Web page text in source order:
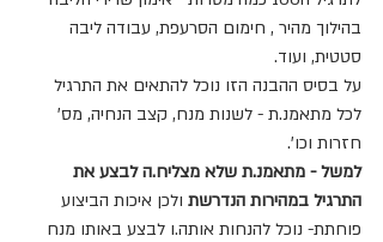
בהילוך מהיר , חימום הסרעפת, עבודה ליבה
סטטית, ועוד.
על בסיס ההבנה הזו נוכל להתאים את התרגיל
לכל מתאמנ.ת - לשנות מנח, קצב הנחיה, מס'
חזרות וכו'.
למשל - מתאמנ.ת שלא מצליח.ה לבצע את
התרגיל במהירות הנדרשת ולכן איכות הביצוע
פוחתת- נוכל להנחות אותה.ו לבצע באותו מנח